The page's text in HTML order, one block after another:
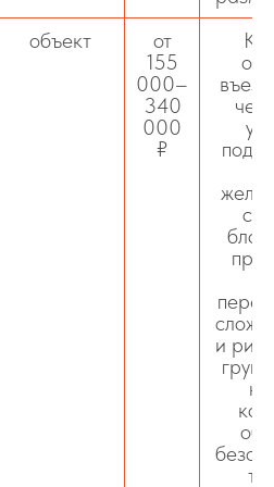
объект
от
155
000–
340
000
₽
и